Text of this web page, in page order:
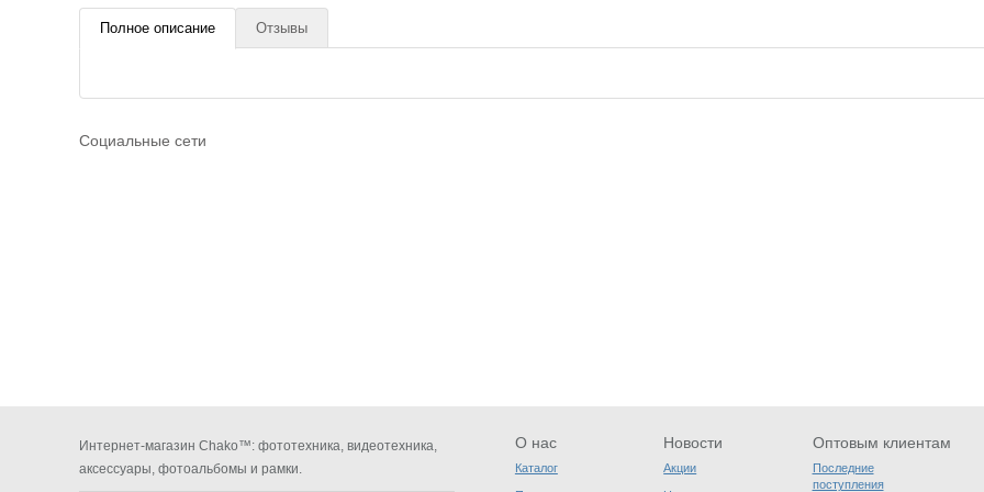
Полное описание Отзывы
Социальные сети
Интернет-магазин Chako™: фототехника, видеотехника,
аксессуары, фотоальбомы и рамки.
О нас
Каталог
Новости
Акции
Оптовым клиентам
Последние
поступления